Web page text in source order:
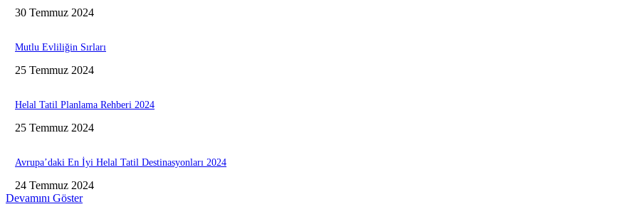
30 Temmuz 2024
Mutlu Evliliğin Sırları
25 Temmuz 2024
Helal Tatil Planlama Rehberi 2024
25 Temmuz 2024
Avrupa’daki En İyi Helal Tatil Destinasyonları 2024
24 Temmuz 2024
Devamını Göster